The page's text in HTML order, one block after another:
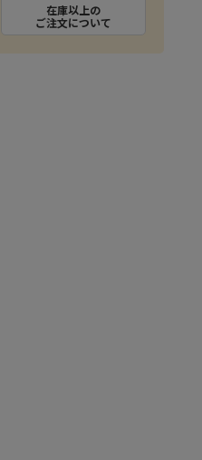
在庫以上の
ご注文について